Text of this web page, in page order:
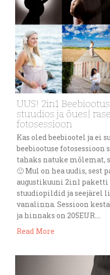
UUS! 2in1
stuudios ja õues|
fotosessioon
Kas oled beebiootel ja ei
beebiootuse fotosessioon
tahaks natuke mõlemat,
🙂 Mul on hea uudis, sest
augustikuuni 2in1
stuudiopildid ja seejärel
vanalinna. Sessioon
ja hinnaks on 205EUR….
Read More